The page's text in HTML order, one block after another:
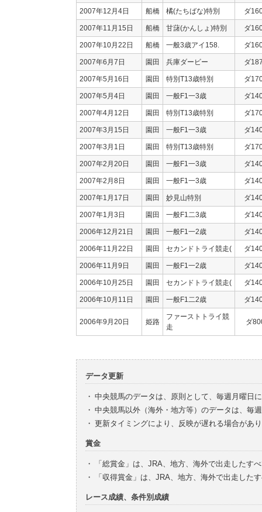
2007年12月4日 船橋 橘(たちばな)特別 ダ
2007年11月15日 船橋 甘藷(かんしょ)特別 ダ
2007年10月22日 船橋 一般3歳アイ158. ダ
2007年6月7日 園田 兵庫ダービー ダ
2007年5月16日 園田 特別T13歳特別 ダ
2007年5月4日 園田 一般F1一3歳 ダ
2007年4月12日 園田 特別T13歳特別 ダ
2007年3月15日 園田 一般F1一3歳 ダ
2007年3月1日 園田 特別T13歳特別 ダ
2007年2月20日 園田 一般F1一3歳 ダ
2007年2月8日 園田 一般F1一3歳 ダ
2007年1月17日 園田 妙見山特別 ダ
2007年1月3日 園田 一般F1二3歳 ダ
2006年12月21日 園田 一般F1一2歳 ダ
2006年11月22日 園田 セカンドトライ競走( ダ
2006年11月9日 園田 一般F1一2歳 ダ
2006年10月25日 園田 セカンドトライ競走( ダ
2006年10月11日 園田 一般F1二2歳 ダ
2006年9月20日 姫路
ファーストトライ競
走
ダ
データ更新
・ 中央競馬のデータは、原則として、毎週月曜日
・ 中央競馬以外（海外・地方等）のデータは、毎
・ 更新タイミングにより、反映が遅れる場合があ
賞金
・
「総賞金」は、JRA、地方、海外で出走したす
・
「収得賞金」は、JRA、地方、海外で出走した
レース成績、条件別成績